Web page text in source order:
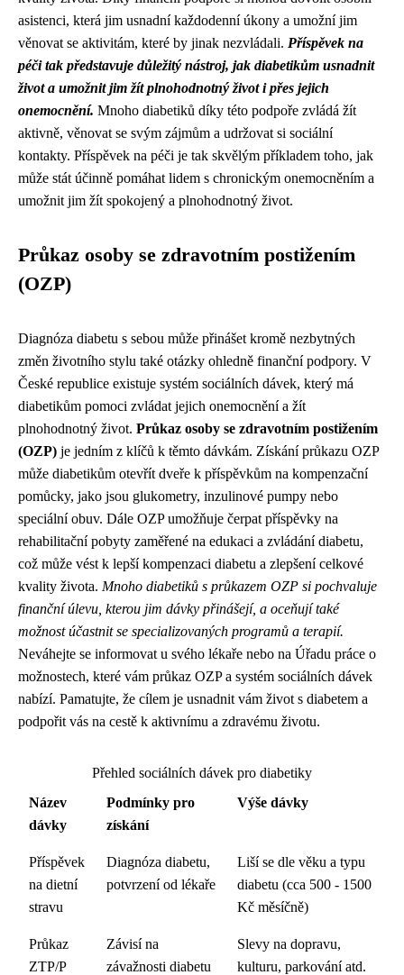
asistenci, která jim usnadní každodenní úkony a umožní jim
věnovat se aktivitám, které by jinak nezvládali. Příspěvek na
péči tak představuje důležitý nástroj, jak diabetikům usnadnit
život a umožnit jim žít plnohodnotný život i přes jejich
onemocnění. Mnoho diabetiků díky této podpoře zvládá žít
aktivně, věnovat se svým zájmům a udržovat si sociální
kontakty. Příspěvek na péči je tak skvělým příkladem toho, jak
může stát účinně pomáhat lidem s chronickým onemocněním a
umožnit jim žít spokojený a plnohodnotný život.
Průkaz osoby se zdravotním postižením
(OZP)
Diagnóza diabetu s sebou může přinášet kromě nezbytných
změn životního stylu také otázky ohledně finanční podpory. V
České republice existuje systém sociálních dávek, který má
diabetikům pomoci zvládat jejich onemocnění a žít
plnohodnotný život. Průkaz osoby se zdravotním postižením
(OZP) je jedním z klíčů k těmto dávkám. Získání průkazu OZP
může diabetikům otevřít dveře k příspěvkům na kompenzační
pomůcky, jako jsou glukometry, inzulinové pumpy nebo
speciální obuv. Dále OZP umožňuje čerpat příspěvky na
rehabilitační pobyty zaměřené na edukaci a zvládání diabetu,
což může vést k lepší kompenzaci diabetu a zlepšení celkové
kvality života. Mnoho diabetiků s průkazem OZP si pochvaluje
finanční úlevu, kterou jim dávky přinášejí, a oceňují také
možnost účastnit se specializovaných programů a terapií.
Neváhejte se informovat u svého lékaře nebo na Úřadu práce o
možnostech, které vám průkaz OZP a systém sociálních dávek
nabízí. Pamatujte, že cílem je usnadnit vám život s diabetem a
podpořit vás na cestě k aktivnímu a zdravému životu.
Přehled sociálních dávek pro diabetiky
Název
dávky
Podmínky pro
získání
Výše dávky
Příspěvek
na dietní
stravu
Diagnóza diabetu,
potvrzení od lékaře
Liší se dle věku a typu
diabetu (cca 500 - 1500
Kč měsíčně)
Průkaz
ZTP/P
Závisí na
závažnosti diabetu
Slevy na dopravu,
kulturu, parkování atd.